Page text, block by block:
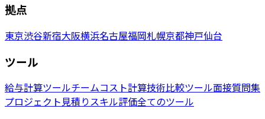
拠点
東京渋谷新宿大阪横浜名古屋福岡札幌京都神戸仙台
ツール
給与計算ツールチームコスト計算技術比較ツール面接質問集
プロジェクト見積りスキル評価全てのツール